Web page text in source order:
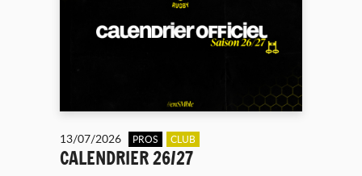
13/07/2026 PROS CLUB
CALENDRIER 26/27